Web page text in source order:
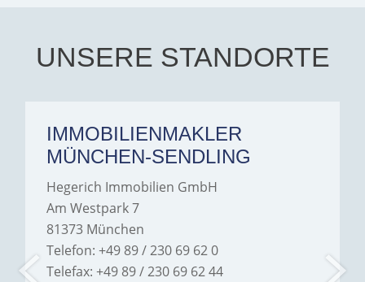
Hegerich Immobilien to
anyone looking for a home.
UNSERE STANDORTE
IMMOBILIENMAKLER
MÜNCHEN-SENDLING
Hegerich Immobilien GmbH
Am Westpark 7
81373 München
Telefon: +49 89 / 230 69 62 0
Telefax: +49 89 / 230 69 62 44